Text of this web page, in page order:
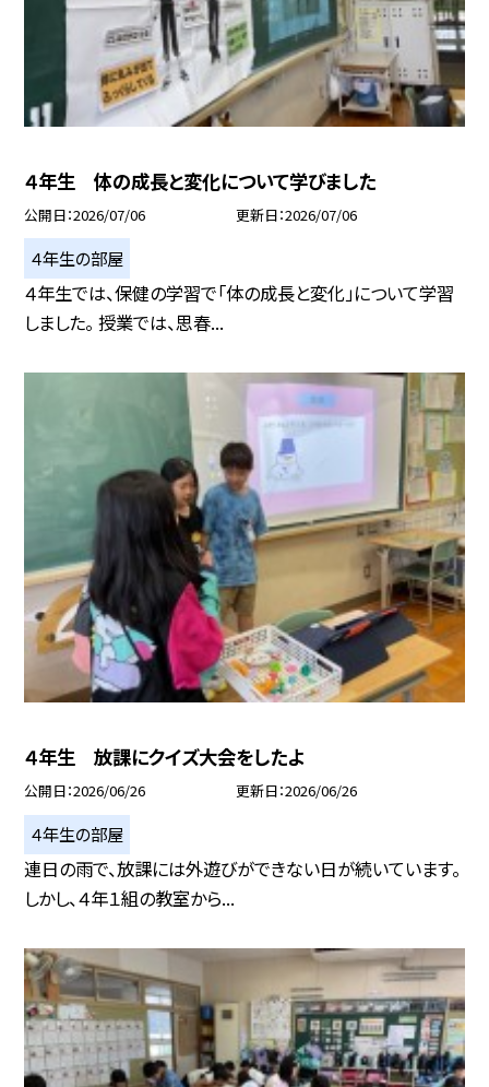
４年生 体の成長と変化について学びました
公開日 2026/07/06 更新日 2026/07/06
４年生の部屋
４年生では、保健の学習で「体の成長と変化」について学習
しました。 授業では、思春...
４年生 放課にクイズ大会をしたよ
公開日 2026/06/26 更新日 2026/06/26
４年生の部屋
連日の雨で、放課には外遊びができない日が続いています。
しかし、４年１組の教室から...